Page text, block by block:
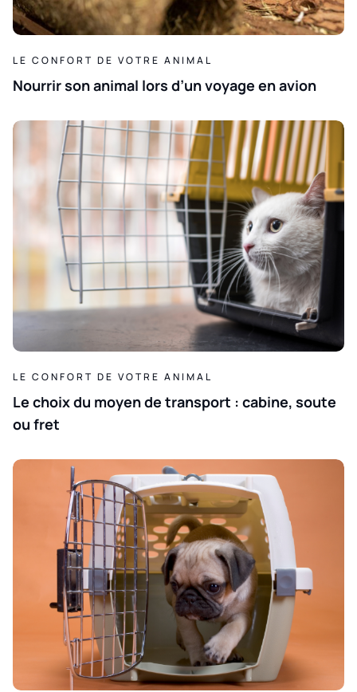
LE CONFORT DE VOTRE ANIMAL
Nourrir son animal lors d’un voyage en avion
LE CONFORT DE VOTRE ANIMAL
Le choix du moyen de transport : cabine, soute
ou fret